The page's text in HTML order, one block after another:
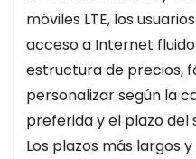
móviles LTE, los
acceso a Internet
estructura de precios,
personalizar según la
preferida y el plazo del
Los plazos más largos